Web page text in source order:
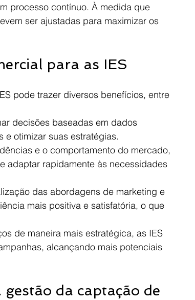
processo contínuo. À medida que
ser ajustadas para maximizar os
para as IES
pode trazer diversos benefícios, entre
decisões baseadas em dados
e otimizar suas estratégias.
e o comportamento do mercado,
adaptar rapidamente às necessidades
das abordagens de marketing e
mais positiva e satisfatória, o que
de maneira mais estratégica, as IES
alcançando mais potenciais
da captação de